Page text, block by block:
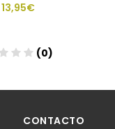
13,95€
(0)
CONTACTO